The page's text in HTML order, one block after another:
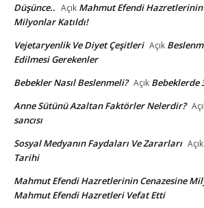
Düşünce.. Açık Mahmut Efendi Hazretlerinin
Milyonlar Katıldı!
Vejetaryenlik Ve Diyet Çeşitleri Açık
Edilmesi Gerekenler
Bebekler Nasıl Beslenmeli? Açık Bebeklerde
Anne Sütünü Azaltan Faktörler Nelerdir?
sancısı
Sosyal Medyanın Faydaları Ve Zararları Açık
Tarihi
Mahmut Efendi Hazretlerinin Cenazesine
Mahmut Efendi Hazretleri Vefat Etti